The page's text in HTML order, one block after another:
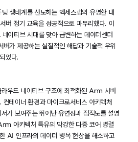
생태계를 선도하는 엑세스랩의 유명환 대
정기 교육을 성공적으로 마무리했다. 이
이티브 시대를 맞아 급변하는 데이터센터
가 제공하는 실질적인 해답과 기술적 우위
었다.
우드 네이티브 구조에 최적화된 Arm 서버
테이너 환경과 마이크로서비스 아키텍처
가 보여주는 뛰어난 유연성과 집적도를 설명
아키텍처 특유의 막강한 다중 코어 병렬
AI 인프라의 데이터 병목 현상을 해소하고